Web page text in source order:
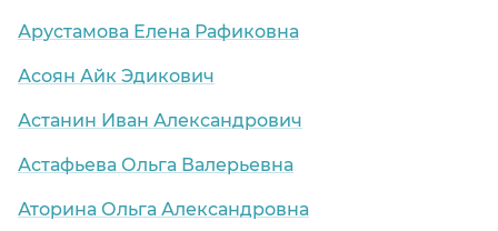
Арустамова Елена Рафиковна
Асоян Айк Эдикович
Астанин Иван Александрович
Астафьева Ольга Валерьевна
Аторина Ольга Александровна